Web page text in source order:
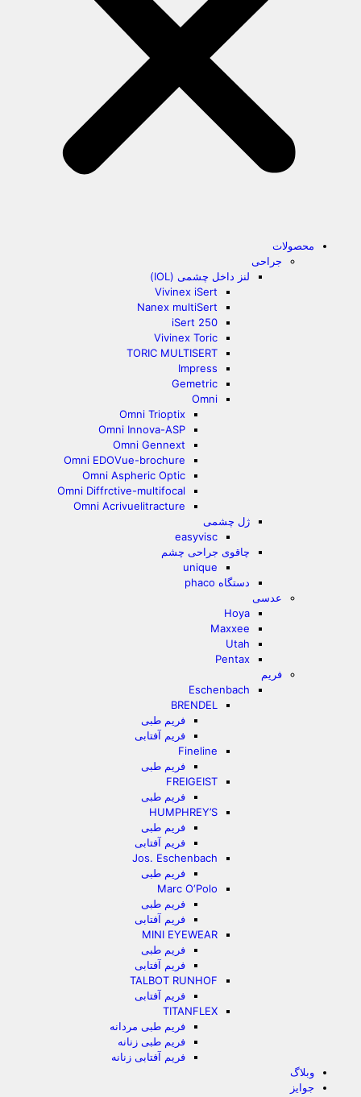
محصولات
جراحی
لنز داخل چشمی (IOL)
Vivinex iSert
Nanex multiSert
iSert 250
Vivinex Toric
TORIC MULTISERT
Impress
Gemetric
Omni
Omni Trioptix
Omni Innova-ASP
Omni Gennext
Omni EDOVue-brochure
Omni Aspheric Optic
Omni Diffrctive-multifocal
Omni Acrivuelitracture
ژل چشمی
easyvisc
چاقوی جراحی چشم
unique
دستگاه phaco
عدسی
Hoya
Maxxee
Utah
Pentax
فریم
Eschenbach
BRENDEL
فریم طبی
فریم آفتابی
Fineline
فریم طبی
FREIGEIST
فریم طبی
HUMPHREY’S
فریم طبی
فریم آفتابی
Jos. Eschenbach
فریم طبی
Marc O‘Polo
فریم طبی
فریم آفتابی
MINI EYEWEAR
فریم طبی
فریم آفتابی
TALBOT RUNHOF
فریم آفتابی
TITANFLEX
فریم طبی مردانه
فریم طبی زنانه
فریم آفتابی زنانه
وبلاگ
جوایز